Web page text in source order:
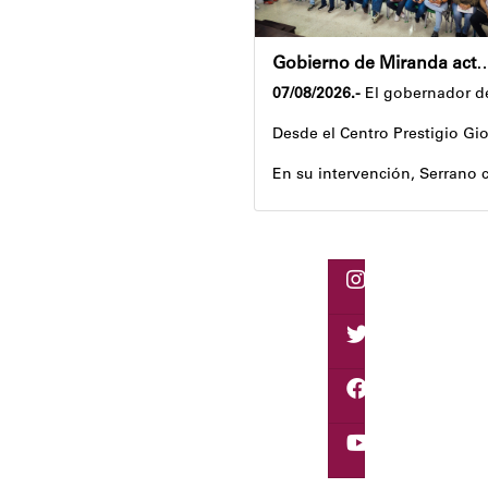
Gobierno de Miranda activa plan de
07/08/2026.- El gobernador
Desde el Centro Prestigio
En su intervención, Serrano
Igualmente, explicó que el
Despliegue territorial
El encuentro contó con la
Como parte de los